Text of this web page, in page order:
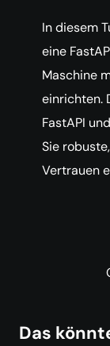
In diesem
eine
Maschine
einrichten.
FastAPI
Sie
Vertrauen
Das